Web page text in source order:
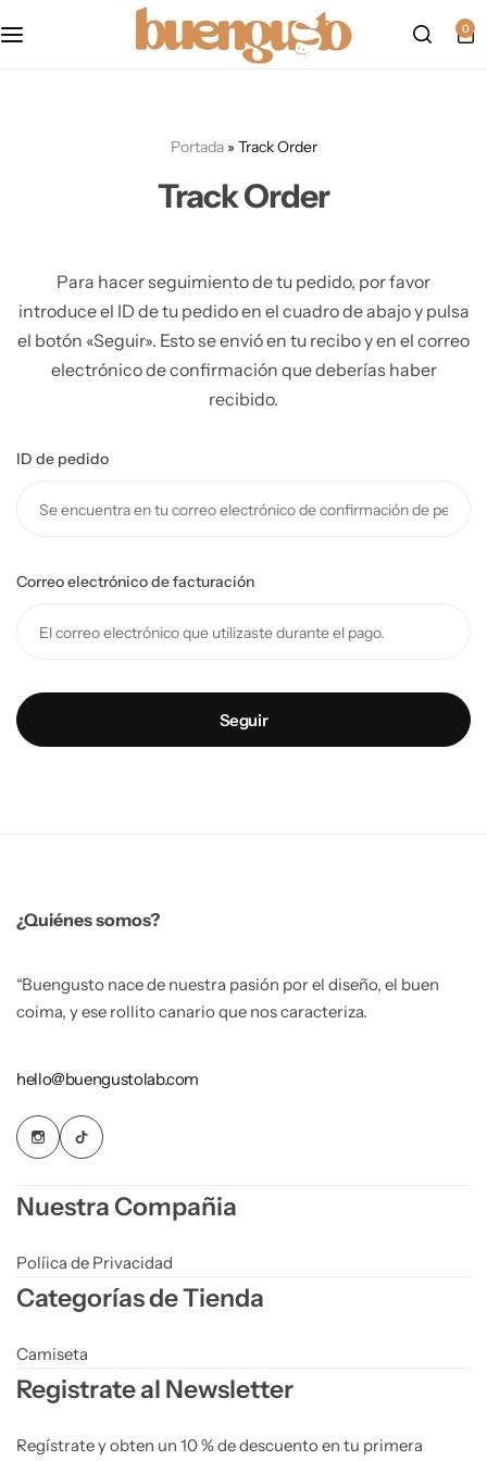
0
Portada» Track Order
Track Order
Para hacer seguimiento de tu pedido, por favor
introduce el ID de tu pedido en el cuadro de abajo y pulsa
el botón «Seguir». Esto se envió en tu recibo y en el correo
electrónico de confirmación que deberías haber
recibido.
ID de pedido
Correo electrónico de facturación
Seguir
¿Quiénes somos?
“Buengusto nace de nuestra pasión por el diseño, el buen
coima, y ese rollito canario que nos caracteriza.
hello@buengustolab.com
Nuestra Compañia
Políica de Privacidad
Categorías de Tienda
Camiseta
Registrate al Newsletter
Regístrate y obten un 10 % de descuento en tu primera
Política de cookies
formulario de accesibilidad
politica-de-privacidad
Aviso Legal